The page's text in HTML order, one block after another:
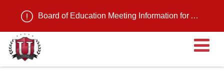
Board of Education Meeting Information for August 11, 2026
ប